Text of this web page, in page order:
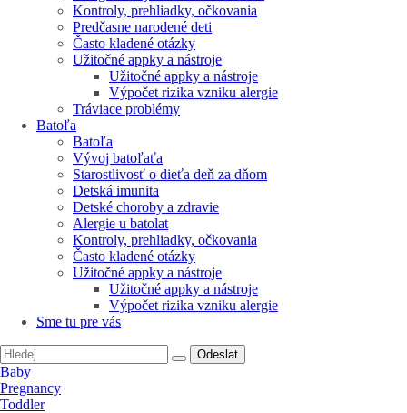
Kontroly, prehliadky, očkovania
Predčasne narodené deti
Často kladené otázky
Užitočné appky a nástroje
Užitočné appky a nástroje
Výpočet rizika vzniku alergie
Tráviace problémy
Batoľa
Batoľa
Vývoj batoľaťa
Starostlivosť o dieťa deň za dňom
Detská imunita
Detské choroby a zdravie
Alergie u batolat
Kontroly, prehliadky, očkovania
Často kladené otázky
Užitočné appky a nástroje
Užitočné appky a nástroje
Výpočet rizika vzniku alergie
Sme tu pre vás
Odeslat
Baby
Pregnancy
Toddler